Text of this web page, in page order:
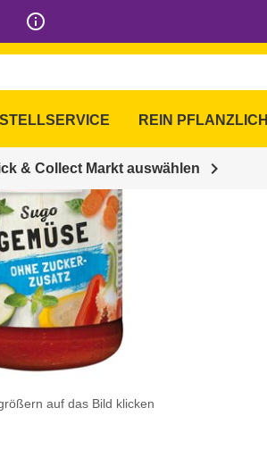
info_outline
REIN PFLANZLICH
& Collect Markt auswählen chevron_right
auf das Bild klicken